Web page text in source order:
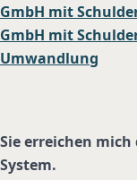
GmbH mit
GmbH mit
Umwandlung
Sie erreichen
System.